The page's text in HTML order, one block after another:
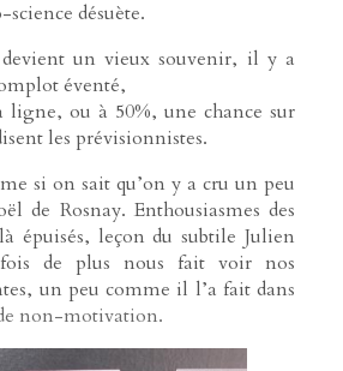
désuète.
un vieux souvenir, il y a
éventé,
ligne, ou à 50%, une chance sur
les prévisionnistes.
si on sait qu’on y a cru un peu
de Rosnay. Enthousiasmes des
épuisés, leçon du subtile Julien
de plus nous fait voir nos
un peu comme il l’a fait dans
non-motivation.